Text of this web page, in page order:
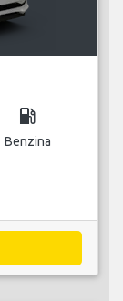
local_gas_station
Benzina